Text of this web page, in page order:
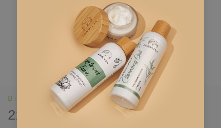
В наличии
221 грн 315 грн